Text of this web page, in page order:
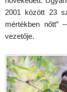
2001 között 23
mértékben nőtt”
vezetője.